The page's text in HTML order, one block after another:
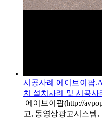
시공사례 에이브이팝
치 설치사례 및 시공사
에이브이팝(http://
고, 동영상광고시스